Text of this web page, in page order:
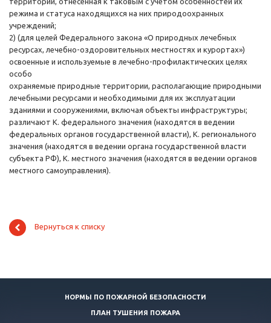
режима и статуса находящихся на них природоохранных
учреждений;
2) (для целей Федерального закона «О природных лечебных
ресурсах, лечебно-оздоровительных местностях и курортах»)
освоенные и используемые в лечебно-профилактических целях
особо
охраняемые природные территории, располагающие природными
лечебными ресурсами и необходимыми для их эксплуатации
зданиями и сооружениями, включая объекты инфраструктуры;
различают К. федерального значения (находятся в ведении
федеральных органов государственной власти), К. регионального
значения (находятся в ведении органа государственной власти
субъекта РФ), К. местного значения (находятся в ведении органов
местного самоуправления).
Вернуться к списку
НОРМЫ ПО ПОЖАРНОЙ БЕЗОПАСНОСТИ
ПЛАН ТУШЕНИЯ ПОЖАРА